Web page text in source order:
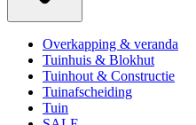
Overkapping & veranda
Tuinhuis & Blokhut
Tuinhout & Constructie
Tuinafscheiding
Tuin